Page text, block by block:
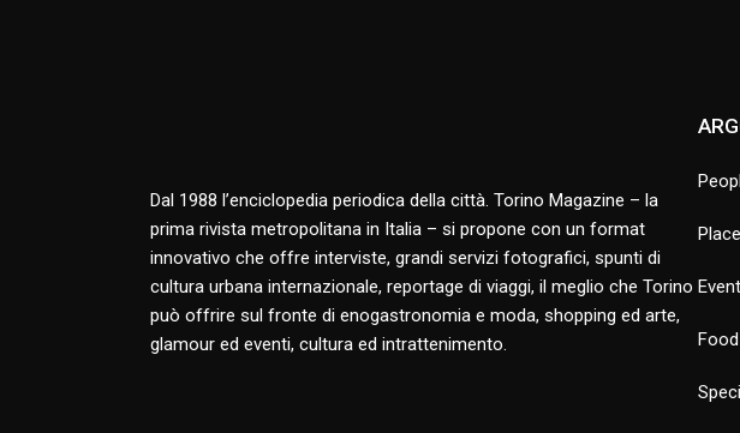
Dal 1988 l’enciclopedia periodica della città. Torino Magazine – la
prima rivista metropolitana in Italia – si propone con un format
innovativo che offre interviste, grandi servizi fotografici, spunti di
cultura urbana internazionale, reportage di viaggi, il meglio che Torino
può offrire sul fronte di enogastronomia e moda, shopping ed arte,
glamour ed eventi, cultura ed intrattenimento.
Food